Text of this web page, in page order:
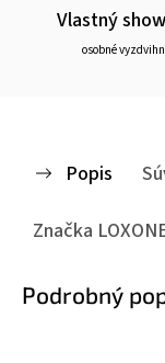
Vlastný
osobné
Popis
Značka
Podrobný